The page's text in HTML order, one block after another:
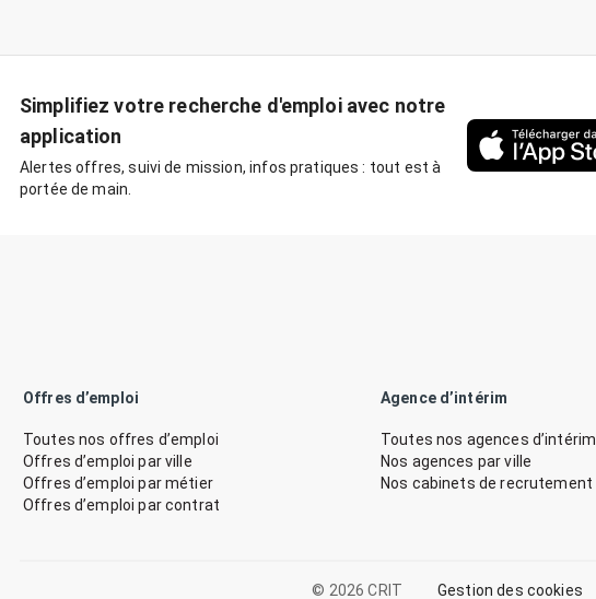
Simplifiez votre recherche d'emploi avec notre
application
Alertes offres, suivi de mission, infos pratiques : tout est à
portée de main.
Offres d’emploi
Toutes nos offres d’emploi
Offres d’emploi par ville
Offres d’emploi par métier
Offres d’emploi par contrat
Agence d’intérim
Toutes nos agences d’intérim
Nos agences par ville
Nos cabinets de recrutement
© 2026 CRIT Gestion des cookies